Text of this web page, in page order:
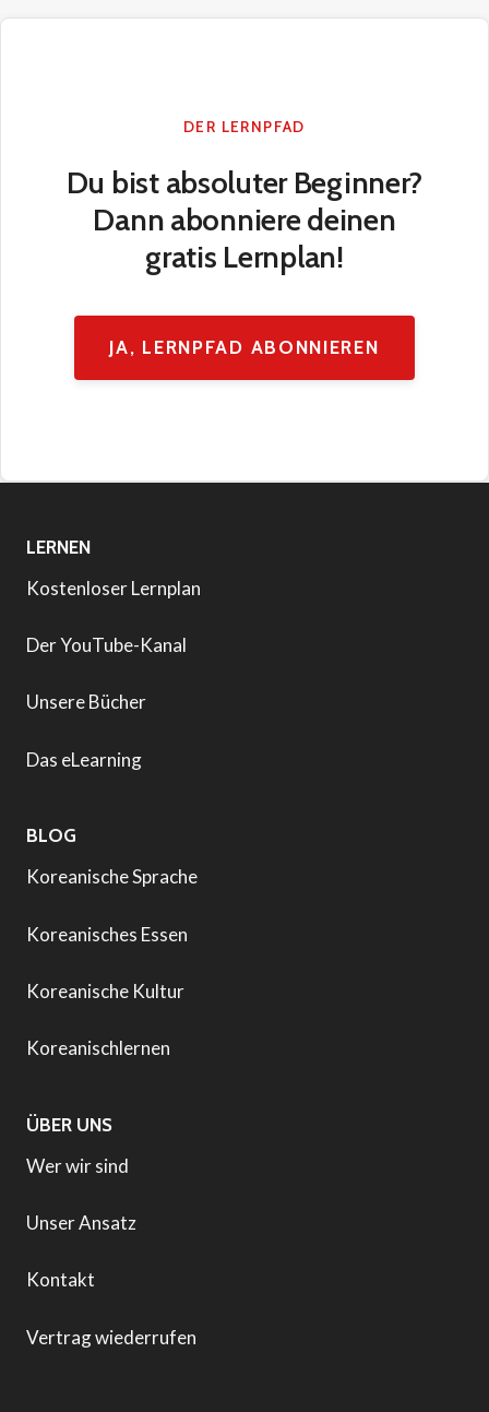
DER LERNPFAD
Du bist absoluter Beginner?
Dann abonniere deinen
gratis Lernplan!
JA, LERNPFAD ABONNIEREN
LERNEN
Kostenloser Lernplan
Der YouTube-Kanal
Unsere Bücher
Das eLearning
BLOG
Koreanische Sprache
Koreanisches Essen
Koreanische Kultur
Koreanischlernen
ÜBER UNS
Wer wir sind
Unser Ansatz
Kontakt
Vertrag wiederrufen